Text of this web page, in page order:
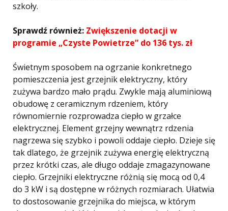
szkoły.
Sprawdź również: Zwiększenie dotacji w
programie „Czyste Powietrze” do 136 tys. zł
Świetnym sposobem na ogrzanie konkretnego
pomieszczenia jest grzejnik elektryczny, który
zużywa bardzo mało prądu. Zwykle mają aluminiową
obudowę z ceramicznym rdzeniem, który
równomiernie rozprowadza ciepło w grzałce
elektrycznej. Element grzejny wewnątrz rdzenia
nagrzewa się szybko i powoli oddaje ciepło. Dzieje się
tak dlatego, że grzejnik zużywa energię elektryczną
przez krótki czas, ale długo oddaje zmagazynowane
ciepło. Grzejniki elektryczne różnią się mocą od 0,4
do 3 kW i są dostępne w różnych rozmiarach. Ułatwia
to dostosowanie grzejnika do miejsca, w którym